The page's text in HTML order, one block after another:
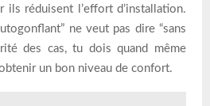
ils réduisent l’effort d’installation.
ne veut pas dire “sans
des cas, tu dois quand même
un bon niveau de confort.